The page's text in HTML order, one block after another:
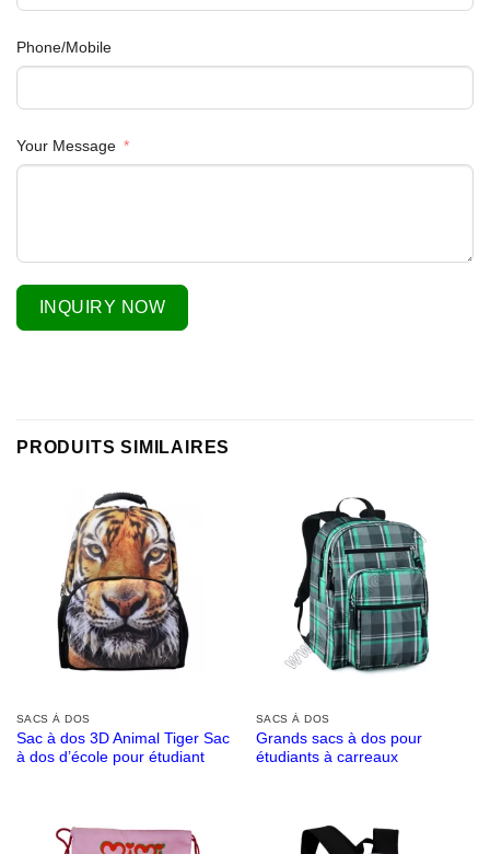
Phone/Mobile
Your Message
INQUIRY NOW
PRODUITS SIMILAIRES
SACS À DOS
Sac à dos 3D Animal Tiger Sac
à dos d’école pour étudiant
SACS À DOS
Grands sacs à dos pour
étudiants à carreaux